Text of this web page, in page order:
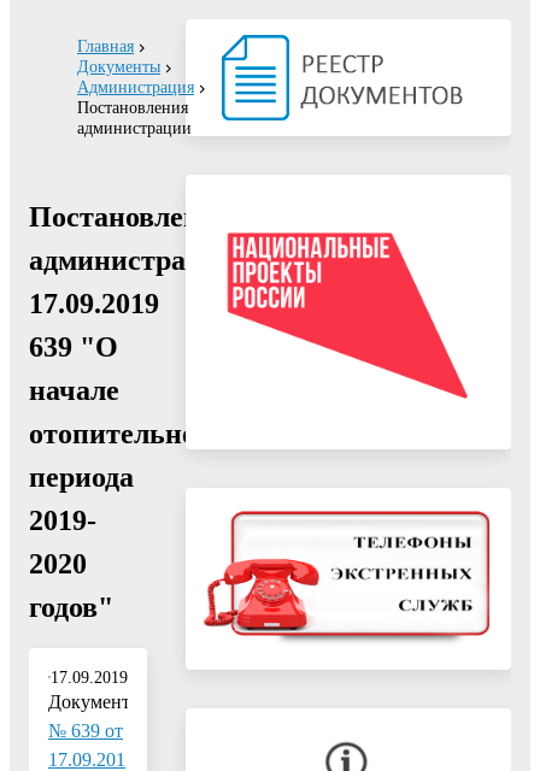
Главная
Документы
Администрация
Постановления
администрации
Постановление
администрации
17.09.2019
639 "О
начале
отопительного
периода
2019-
2020
годов"
17.09.2019
Документ:
№ 639 от
17.09.201